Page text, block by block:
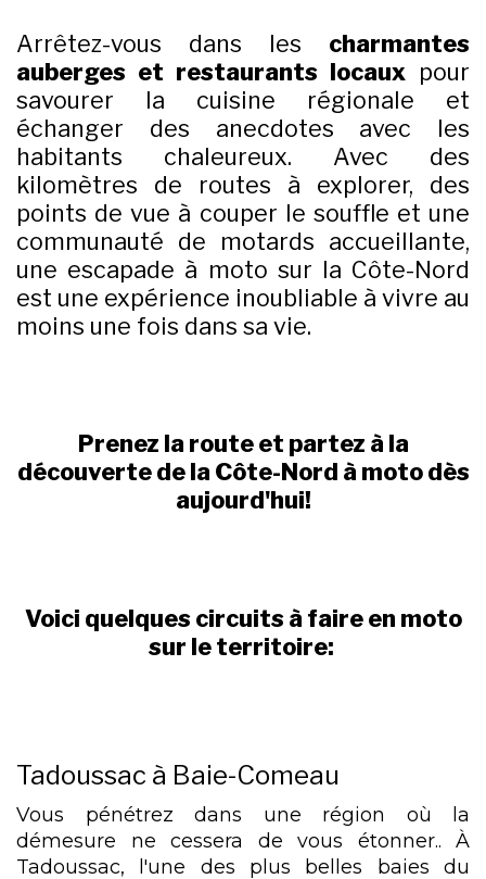
Arrêtez-vous dans les charmantes
auberges et restaurants locaux pour
savourer la cuisine régionale et
échanger des anecdotes avec les
habitants chaleureux. Avec des
kilomètres de routes à explorer, des
points de vue à couper le souffle et une
communauté de motards accueillante,
une escapade à moto sur la Côte-Nord
est une expérience inoubliable à vivre au
moins une fois dans sa vie.
Prenez la route et partez à la
découverte de la Côte-Nord à moto dès
aujourd'hui!
Voici quelques circuits à faire en moto
sur le territoire:
Tadoussac à Baie-Comeau
Vous pénétrez dans une région où la
démesure ne cessera de vous étonner.. À
Tadoussac, l'une des plus belles baies du